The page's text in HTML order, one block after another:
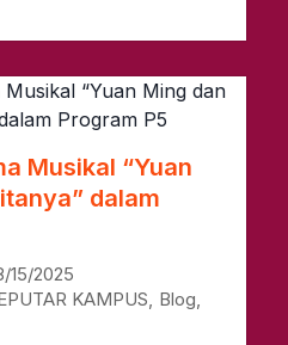
Musikal “Yuan
dalam
15/2025
KAMPUS Blog